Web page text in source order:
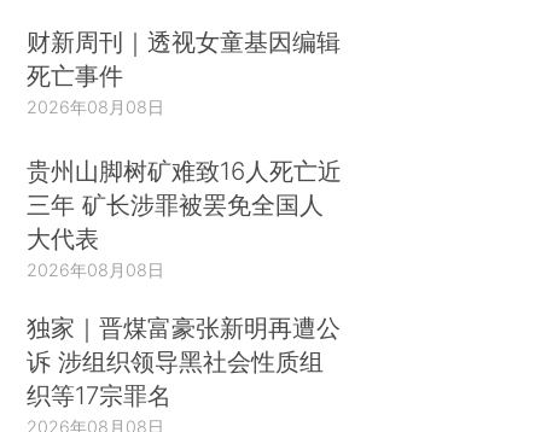
财新周刊｜透视女童基因编辑
死亡事件
2026年08月08日
贵州山脚树矿难致16人死亡近
三年 矿长涉罪被罢免全国人
大代表
2026年08月08日
独家｜晋煤富豪张新明再遭公
诉 涉组织领导黑社会性质组
织等17宗罪名
2026年08月08日